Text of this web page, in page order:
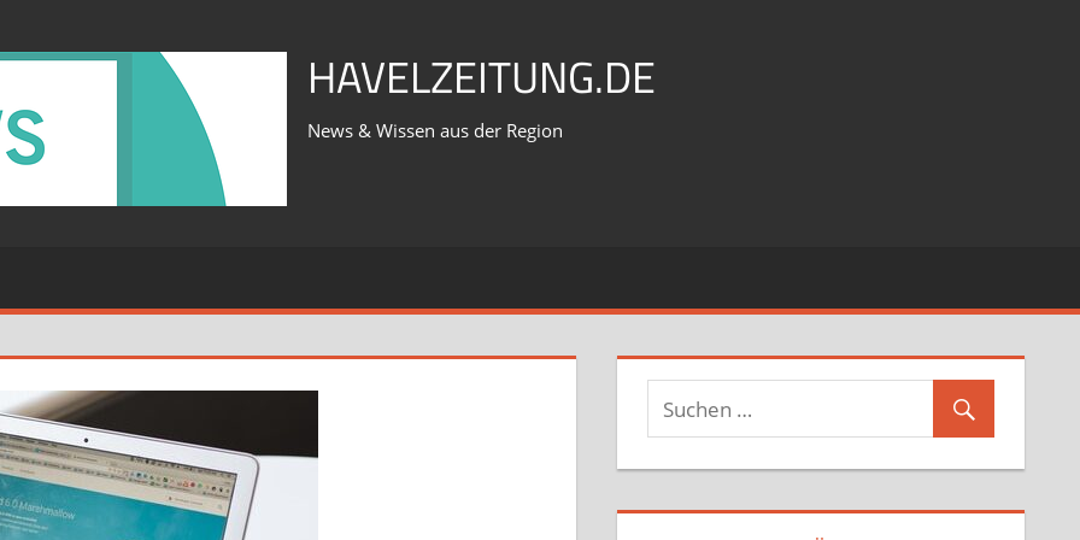
HAVELZEITUNG.DE
News & Wissen aus der Region